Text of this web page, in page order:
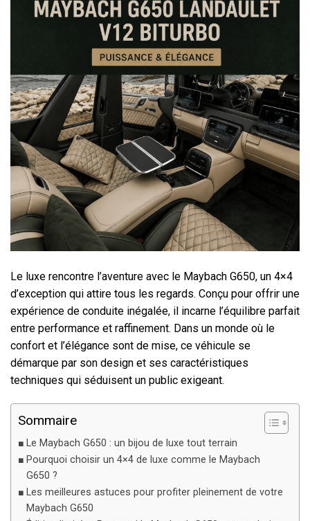
Le luxe rencontre l’aventure avec le Maybach G650, un 4×4
d’exception qui attire tous les regards. Conçu pour offrir une
expérience de conduite inégalée, il incarne l’équilibre parfait
entre performance et raffinement. Dans un monde où le
confort et l’élégance sont de mise, ce véhicule se
démarque par son design et ses caractéristiques
techniques qui séduisent un public exigeant.
Sommaire
Le Maybach G650 : un bijou de luxe tout terrain
Pourquoi choisir un 4×4 de luxe comme le Maybach
G650 ?
Les meilleures astuces pour profiter pleinement de votre
Maybach G650